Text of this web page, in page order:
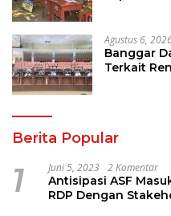
Agustus 6,
Banggar
Terkait
Berita Popular
1 Juni 5, 2023 2 Komentar
Antisipasi ASF
RDP Dengan